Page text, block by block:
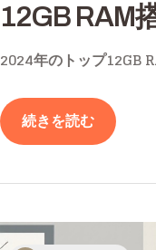
12GB RAM
2024年のトップ12GB
続きを読む